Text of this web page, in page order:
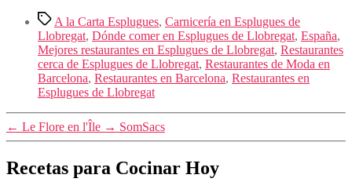
Etiquetas
A la Carta Esplugues, Carnicería en Esplugues de
Llobregat, Dónde comer en Esplugues de Llobregat, España,
Mejores restaurantes en Esplugues de Llobregat, Restaurantes
cerca de Esplugues de Llobregat, Restaurantes de Moda en
Barcelona, Restaurantes en Barcelona, Restaurantes en
Esplugues de Llobregat
← Le Flore en l'Île → SomSacs
Recetas para Cocinar Hoy